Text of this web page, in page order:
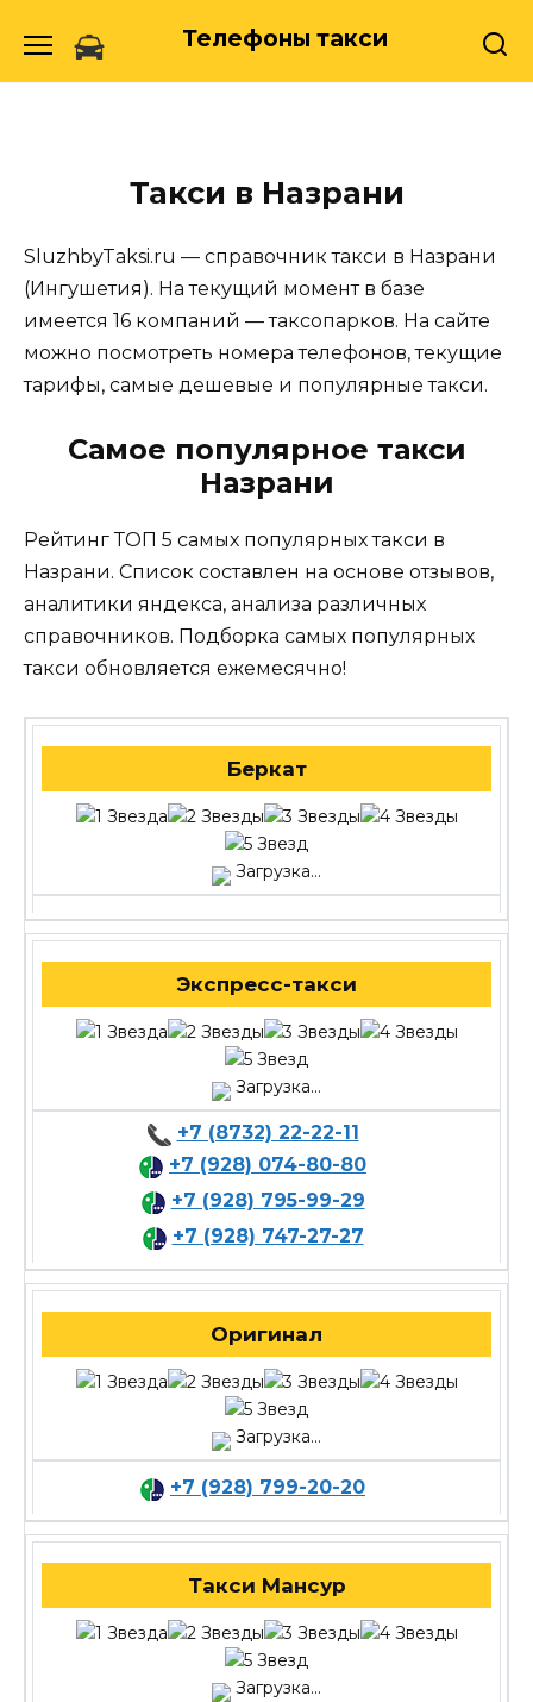
Телефоны такси
Такси в Назрани
SluzhbyTaksi.ru — справочник такси в Назрани
(Ингушетия). На текущий момент в базе
имеется 16 компаний — таксопарков. На сайте
можно посмотреть номера телефонов, текущие
тарифы, самые дешевые и популярные такси.
Самое популярное такси
Назрани
Рейтинг ТОП 5 самых популярных такси в
Назрани. Список составлен на основе отзывов,
аналитики яндекса, анализа различных
справочников. Подборка самых популярных
такси обновляется ежемесячно!
Беркат
Загрузка...
Экспресс-такси
Загрузка...
+7 (8732) 22-22-11
+7 (928) 074-80-80
+7 (928) 795-99-29
+7 (928) 747-27-27
Оригинал
Загрузка...
+7 (928) 799-20-20
Такси Мансур
Загрузка...